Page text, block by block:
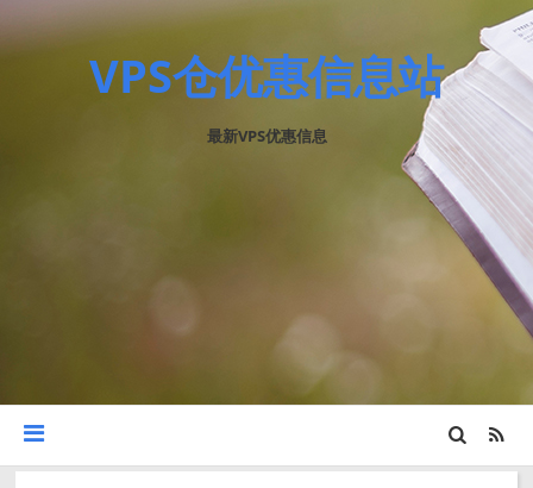
VPS仓优惠信息站
最新VPS优惠信息